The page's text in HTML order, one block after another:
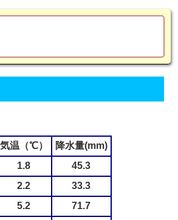
気温（℃）
降水量(mm)
1.8
45.3
2.2
33.3
5.2
71.7